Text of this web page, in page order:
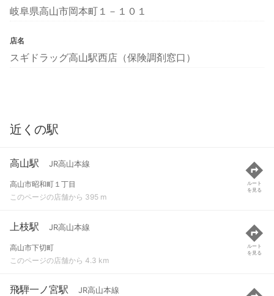
岐阜県高山市岡本町１－１０１
店名
スギドラッグ高山駅西店（保険調剤窓口）
近くの駅
高山駅 JR高山本線
高山市昭和町１丁目
このページの店舗から 395 m
ルート
を見る
上枝駅 JR高山本線
高山市下切町
このページの店舗から 4.3 km
ルート
を見る
飛騨一ノ宮駅 JR高山本線